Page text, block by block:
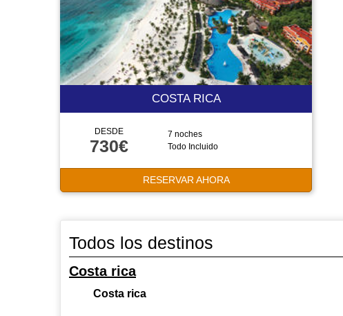
COSTA RICA
DESDE
730€
7 noches
Todo Incluido
RESERVAR AHORA
Todos los destinos
Costa rica
Costa rica